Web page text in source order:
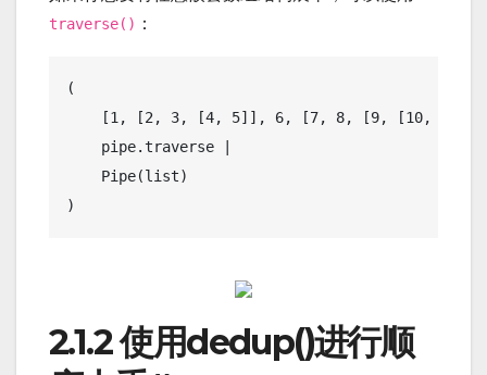
traverse() ：
(
[1, [2, 3, [4, 5]], 6, [7, 8, [9, [10,
    pipe.traverse |
    Pipe(list)
2.1.2 使用dedup()进行顺